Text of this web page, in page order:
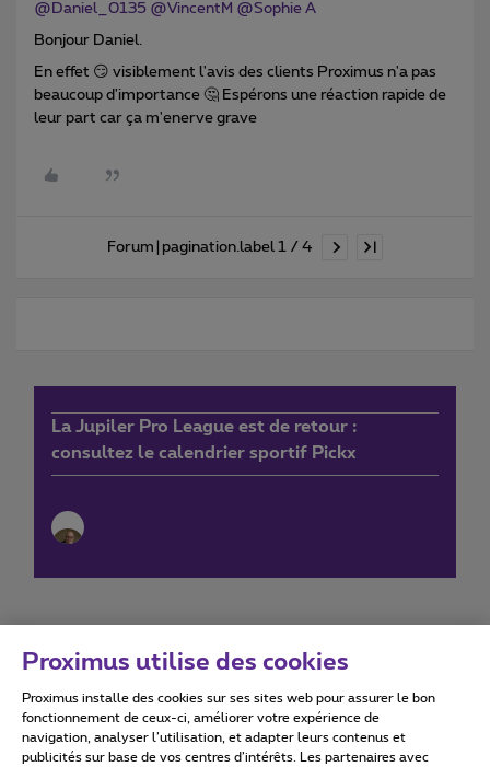
@Daniel_0135 @VincentM @Sophie A
Bonjour Daniel.
En effet 😏 visiblement l'avis des clients Proximus n'a pas
beaucoup d'importance 🤔 Espérons une réaction rapide de
leur part car ça m'enerve grave
Forum|pagination.label 1 / 4
La Jupiler Pro League est de retour :
consultez le calendrier sportif Pickx
Conditions d'utilisation Accessibility statement
Proximus utilise des cookies
Proximus installe des cookies sur ses sites web pour assurer le bon
fonctionnement de ceux-ci, améliorer votre expérience de
navigation, analyser l’utilisation, et adapter leurs contenus et
publicités sur base de vos centres d’intérêts. Les partenaires avec